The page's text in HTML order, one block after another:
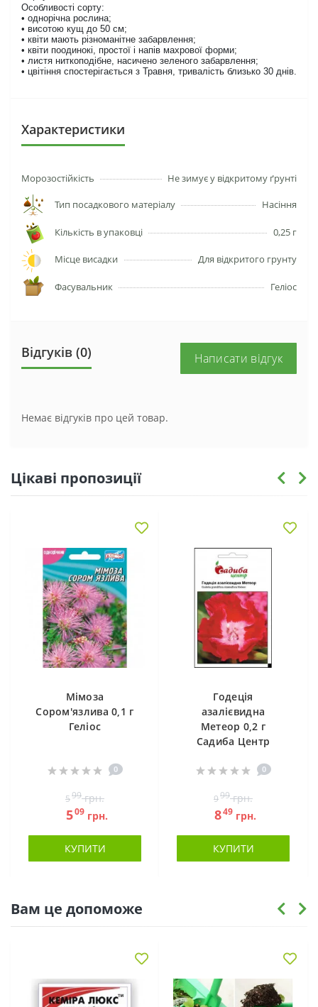
Особливості сорту:
• однорічна рослина;
• висотою кущ до 50 см;
• квіти мають різноманітне забарвлення;
• квіти поодинокі, простої і напів махрової форми;
• листя ниткоподібне, насичено зеленого забарвлення;
• цвітіння спостерігається з Травня, тривалість близько 30 днів.
Характеристики
Морозостійкість Не зимує у відкритому ґрунті
Тип посадкового матеріалу Насіння
Кількість в упаковці 0,25 г
Місце висадки Для відкритого грунту
Фасувальник Геліос
Відгуків (0) Написати відгук
Немає відгуків про цей товар.
Цікаві пропозиції
Мімоза
Сором'язлива 0,1 г
Геліос
0
599грн.
509грн.
КУПИТИ
Годеція
азалієвидна
Метеор 0,2 г
Садиба Центр
0
999грн.
849грн.
КУПИТИ
Вам це допоможе